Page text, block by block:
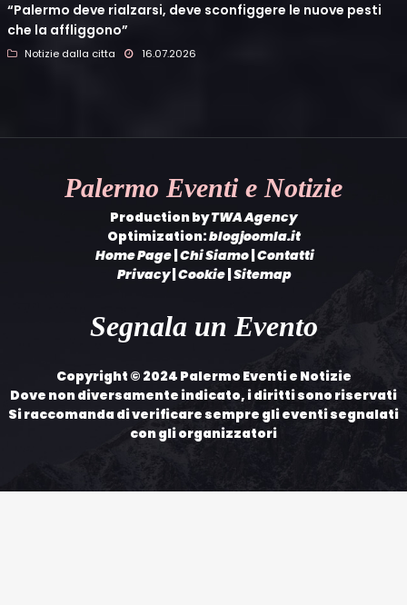
“Palermo deve rialzarsi, deve sconfiggere le nuove pesti
che la affliggono”
Notizie dalla citta 16.07.2026
Palermo Eventi e Notizie
Production byTWA Agency
Optimization:blogjoomla.it
Home Page Chi Siamo| Contatti
Privacy| Cookie Sitemap
Segnala un Evento
Copyright © 2024 Palermo Eventi e Notizie
Dove non diversamente indicato, i diritti sono riservati
Si raccomanda di verificare sempre gli eventi segnalati
con gli organizzatori